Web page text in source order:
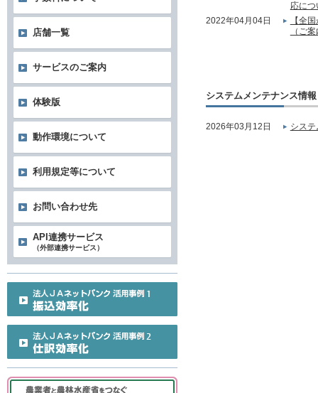
応に
2022年04月04日
【全
（ご
システムメンテナンス情報
2026年03月12日 シス
店舗一覧
サービスのご案内
体験版
動作環境について
利用規定等について
お問い合わせ先
API連携サービス
（外部連携サービス）